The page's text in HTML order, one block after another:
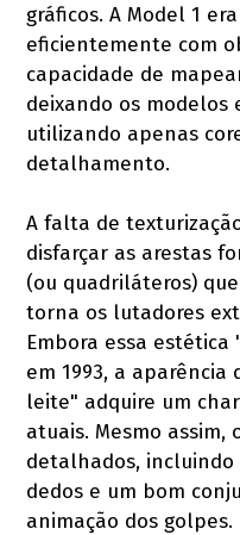
gráficos. A Model 1
eficientemente com
capacidade de
deixando os modelos
utilizando apenas
detalhamento.
A falta de
disfarçar as arestas
(ou quadriláteros)
torna os lutadores
Embora essa
em 1993, a aparência
leite" adquire um
atuais. Mesmo assim,
detalhados, incluindo
dedos e um bom
animação dos golpes.